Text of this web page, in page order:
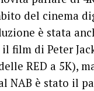
del cinema
è stata
film di Peter
RED a 5K),
NAB è stato il